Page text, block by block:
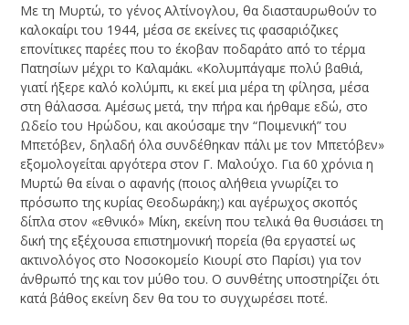
Με τη Μυρτώ, το γένος Αλτίνογλου, θα διασταυρωθούν το
καλοκαίρι του 1944, μέσα σε εκείνες τις φασαριόζικες
επονίτικες παρέες που το έκοβαν ποδαράτο από το τέρμα
Πατησίων μέχρι το Καλαμάκι. «Κολυμπάγαμε πολύ βαθιά,
γιατί ήξερε καλό κολύμπι, κι εκεί μια μέρα τη φίλησα, μέσα
στη θάλασσα. Αμέσως μετά, την πήρα και ήρθαμε εδώ, στο
Ωδείο του Ηρώδου, και ακούσαμε την “Ποιμενική” του
Μπετόβεν, δηλαδή όλα συνδέθηκαν πάλι με τον Μπετόβεν»
εξομολογείται αργότερα στον Γ. Μαλούχο. Για 60 χρόνια η
Μυρτώ θα είναι ο αφανής (ποιος αλήθεια γνωρίζει το
πρόσωπο της κυρίας Θεοδωράκη;) και αγέρωχος σκοπός
δίπλα στον «εθνικό» Μίκη, εκείνη που τελικά θα θυσιάσει τη
δική της εξέχουσα επιστημονική πορεία (θα εργαστεί ως
ακτινολόγος στο Νοσοκομείο Κιουρί στο Παρίσι) για τον
άνθρωπό της και τον μύθο του. Ο συνθέτης υποστηρίζει ότι
κατά βάθος εκείνη δεν θα του το συγχωρέσει ποτέ.